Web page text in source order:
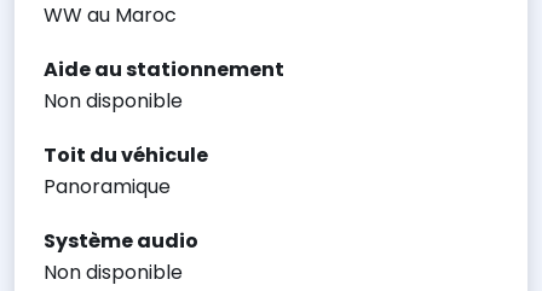
WW au Maroc
Aide au stationnement
Non disponible
Toit du véhicule
Panoramique
Système audio
Non disponible